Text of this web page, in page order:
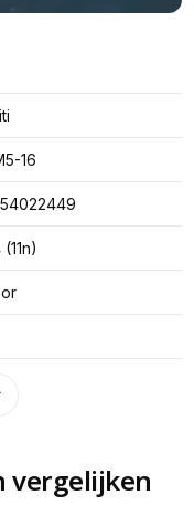
16
vergelijken